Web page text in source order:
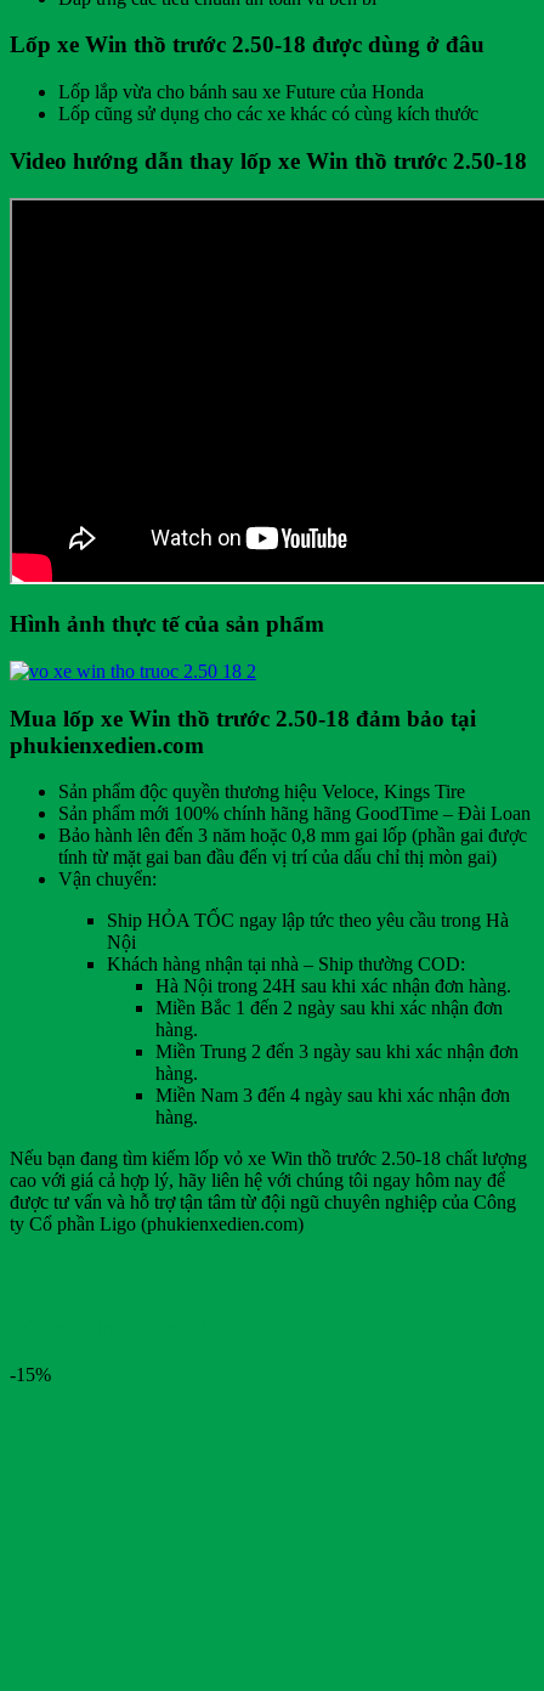
Lốp xe Win thồ trước 2.50-18 được dùng ở đâu
Lốp lắp vừa cho bánh sau xe Future của Honda
Lốp cũng sử dụng cho các xe khác có cùng kích thước
Video hướng dẫn thay lốp xe Win thồ trước 2.50-18
Hình ảnh thực tế của sản phẩm
Mua lốp xe Win thồ trước 2.50-18 đảm bảo tại
phukienxedien.com
Sản phẩm độc quyền thương hiệu Veloce, Kings Tire
Sản phẩm mới 100% chính hãng hãng GoodTime – Đài Loan
Bảo hành lên đến 3 năm hoặc 0,8 mm gai lốp (phần gai được
tính từ mặt gai ban đầu đến vị trí của dấu chỉ thị mòn gai)
Vận chuyển:
Ship HỎA TỐC ngay lập tức theo yêu cầu trong Hà
Nội
Khách hàng nhận tại nhà – Ship thường COD:
Hà Nội trong 24H sau khi xác nhận đơn hàng.
Miền Bắc 1 đến 2 ngày sau khi xác nhận đơn
hàng.
Miền Trung 2 đến 3 ngày sau khi xác nhận đơn
hàng.
Miền Nam 3 đến 4 ngày sau khi xác nhận đơn
hàng.
Nếu bạn đang tìm kiếm lốp vỏ xe Win thồ trước 2.50-18 chất lượng
cao với giá cả hợp lý, hãy liên hệ với chúng tôi ngay hôm nay để
được tư vấn và hỗ trợ tận tâm từ đội ngũ chuyên nghiệp của Công
ty Cổ phần Ligo (phukienxedien.com)
-15%